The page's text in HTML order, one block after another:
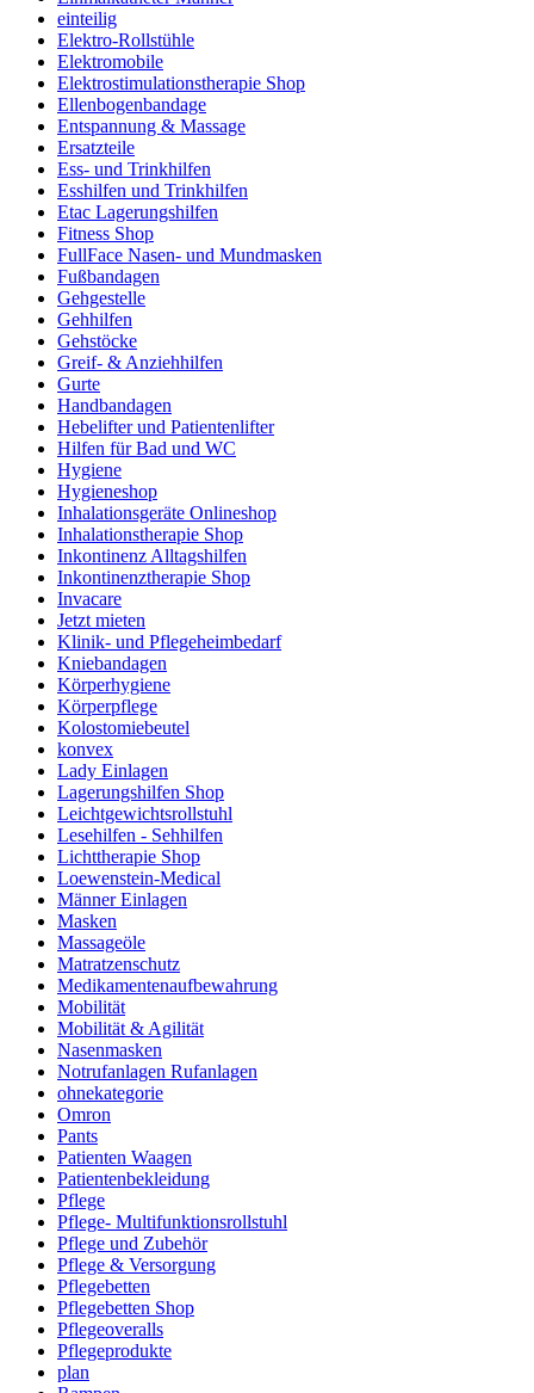
einteilig
Elektro-Rollstühle
Elektromobile
Elektrostimulationstherapie Shop
Ellenbogenbandage
Entspannung & Massage
Ersatzteile
Ess- und Trinkhilfen
Esshilfen und Trinkhilfen
Etac Lagerungshilfen
Fitness Shop
FullFace Nasen- und Mundmasken
Fußbandagen
Gehgestelle
Gehhilfen
Gehstöcke
Greif- & Anziehhilfen
Gurte
Handbandagen
Hebelifter und Patientenlifter
Hilfen für Bad und WC
Hygiene
Hygieneshop
Inhalationsgeräte Onlineshop
Inhalationstherapie Shop
Inkontinenz Alltagshilfen
Inkontinenztherapie Shop
Invacare
Jetzt mieten
Klinik- und Pflegeheimbedarf
Kniebandagen
Körperhygiene
Körperpflege
Kolostomiebeutel
konvex
Lady Einlagen
Lagerungshilfen Shop
Leichtgewichtsrollstuhl
Lesehilfen - Sehhilfen
Lichttherapie Shop
Loewenstein-Medical
Männer Einlagen
Masken
Massageöle
Matratzenschutz
Medikamentenaufbewahrung
Mobilität
Mobilität & Agilität
Nasenmasken
Notrufanlagen Rufanlagen
ohnekategorie
Omron
Pants
Patienten Waagen
Patientenbekleidung
Pflege
Pflege- Multifunktionsrollstuhl
Pflege und Zubehör
Pflege & Versorgung
Pflegebetten
Pflegebetten Shop
Pflegeoveralls
Pflegeprodukte
plan